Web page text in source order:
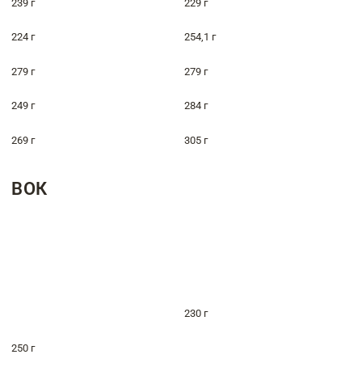
239 г 229 г
224 г 254,1 г
279 г 279 г
249 г 284 г
269 г 305 г
ВОК
230 г
250 г